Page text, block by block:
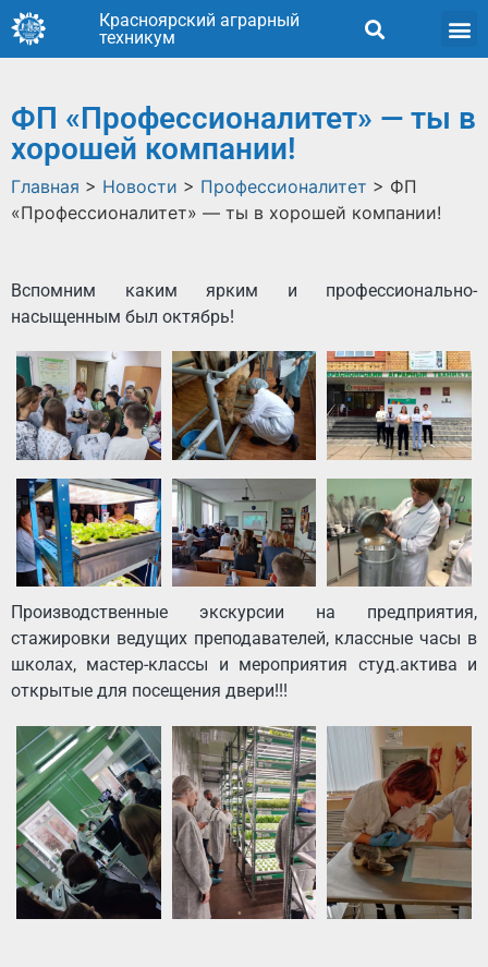
Красноярский аграрный
техникум
ФП «Профессионалитет» — ты в
хорошей компании!
Главная > Новости > Профессионалитет > ФП
«Профессионалитет» — ты в хорошей компании!
Вспомним каким ярким и профессионально-
насыщенным был октябрь!
Производственные экскурсии на предприятия,
стажировки ведущих преподавателей, классные часы в
школах, мастер-классы и мероприятия студ.актива и
открытые для посещения двери!!!